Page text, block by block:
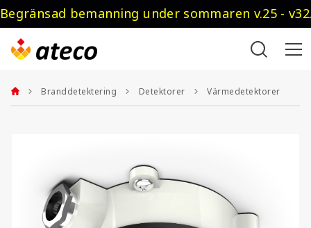
Begränsad bemanning under sommaren v.25 -
Branddetektering Detektorer Värmedetektorer